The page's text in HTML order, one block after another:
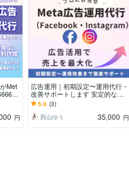
Met
上
円
広告運用｜初期設定〜運用代行・
改善サポートします 安定的な集
客導線の構築を支援します
5.0 (3)
西山ゆう
35,000 円